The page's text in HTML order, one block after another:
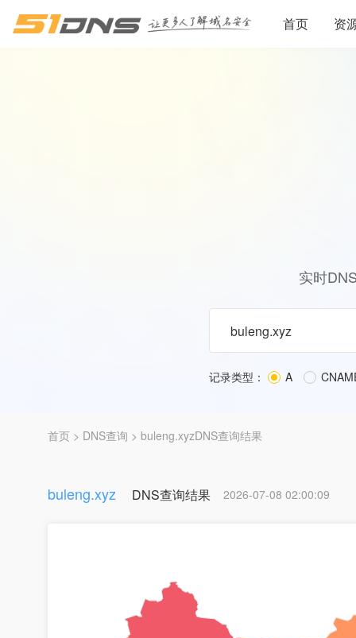
首页 资
实时
记录类型： A
首页 > DNS查询 > buleng.xyzDNS查询结果
buleng.xyz DNS查询结果 2026-07-08 02:00:09